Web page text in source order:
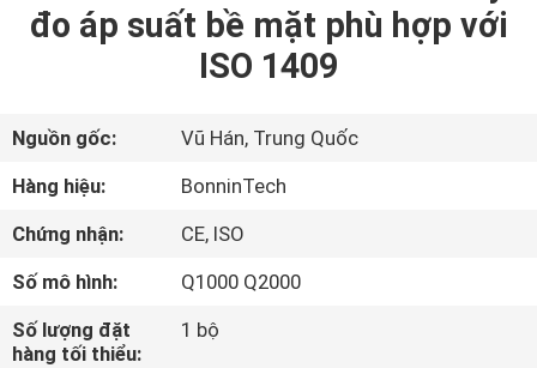
CÁC
VIDEO
VỀ
CHÚNG
TÔI
đo áp suất bề mặt phù hợp với
ISO 1409
Nguồn gốc:
Vũ Hán, Trung Quốc
Hàng hiệu:
BonninTech
Chứng nhận:
CE, ISO
Số mô hình:
Q1000 Q2000
Số lượng đặt
hàng tối thiểu:
1 bộ